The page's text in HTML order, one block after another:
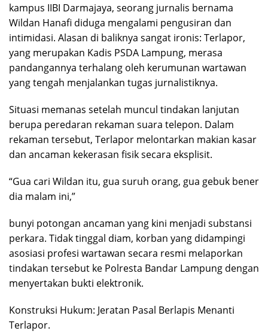
kampus IIBI Darmajaya, seorang jurnalis bernama
Wildan Hanafi diduga mengalami pengusiran dan
intimidasi. Alasan di baliknya sangat ironis: Terlapor,
yang merupakan Kadis PSDA Lampung, merasa
pandangannya terhalang oleh kerumunan wartawan
yang tengah menjalankan tugas jurnalistiknya.
Situasi memanas setelah muncul tindakan lanjutan
berupa peredaran rekaman suara telepon. Dalam
rekaman tersebut, Terlapor melontarkan makian kasar
dan ancaman kekerasan fisik secara eksplisit.
“Gua cari Wildan itu, gua suruh orang, gua gebuk bener
dia malam ini,”
bunyi potongan ancaman yang kini menjadi substansi
perkara. Tidak tinggal diam, korban yang didampingi
asosiasi profesi wartawan secara resmi melaporkan
tindakan tersebut ke Polresta Bandar Lampung dengan
menyertakan bukti elektronik.
Konstruksi Hukum: Jeratan Pasal Berlapis Menanti
Terlapor.